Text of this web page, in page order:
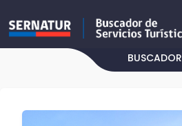
BUSCADOR